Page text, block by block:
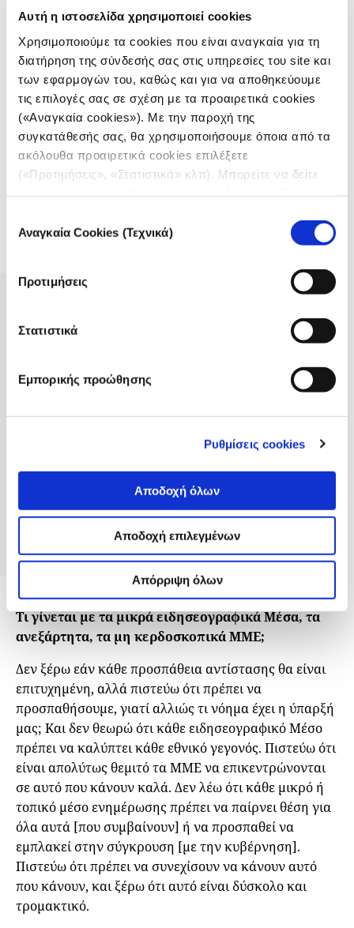
Αυτή η ιστοσελίδα χρησιμοποιεί cookies
Χρησιμοποιούμε τα cookies που είναι αναγκαία για τη
διατήρηση της σύνδεσής σας στις υπηρεσίες του site και
των εφαρμογών του, καθώς και για να αποθηκεύουμε
τις επιλογές σας σε σχέση με τα προαιρετικά cookies
(«Αναγκαία cookies»). Με την παροχή της
συγκατάθεσής σας, θα χρησιμοποιήσουμε όποια από τα
ακόλουθα προαιρετικά cookies επιλέξετε
(«Προτιμήσεις», «Στατιστικά» κλπ). Μπορείτε να δείτε
συγκατάθεσης
Αναγκαία Cookies (Τεχνικά)
Προτιμήσεις
Στατιστικά
Εμπορικής προώθησης
Ρυθμίσεις cookies
Αποδοχή όλων
Αποδοχή επιλεγμένων
Απόρριψη όλων
Lab
ΕΙΔΗΣΗ
07.10.2025
Σε μια ελεύθερη συζήτηση που διοργανώθηκε από την Pew-
Knight Initiative για το φετινό Διεθνές Forum
συζητούν πώς εξελίσσεται η μετάθεση της επιρροής από
τους παραδοσιακούς θεματοφύλακες των μέσων
ενημέρωσης στο ευρύ κοινό.
Τι γίνεται με τα μικρά ειδησεογραφικά Μέσα, τα
ανεξάρτητα, τα μη κερδοσκοπικά ΜΜΕ;
Δεν ξέρω εάν κάθε προσπάθεια αντίστασης θα είναι
επιτυχημένη, αλλά πιστεύω ότι πρέπει να
προσπαθήσουμε, γιατί αλλιώς τι νόημα έχει η ύπαρξή
μας; Και δεν θεωρώ ότι κάθε ειδησεογραφικό Μέσο
πρέπει να καλύπτει κάθε εθνικό γεγονός. Πιστεύω ότι
είναι απολύτως θεμιτό τα ΜΜΕ να επικεντρώνονται
σε αυτό που κάνουν καλά. Δεν λέω ότι κάθε μικρό ή
τοπικό μέσο ενημέρωσης πρέπει να παίρνει θέση για
όλα αυτά [που συμβαίνουν] ή να προσπαθεί να
εμπλακεί στην σύγκρουση [με την κυβέρνηση].
Πιστεύω ότι πρέπει να συνεχίσουν να κάνουν αυτό
που κάνουν, και ξέρω ότι αυτό είναι δύσκολο και
τρομακτικό.